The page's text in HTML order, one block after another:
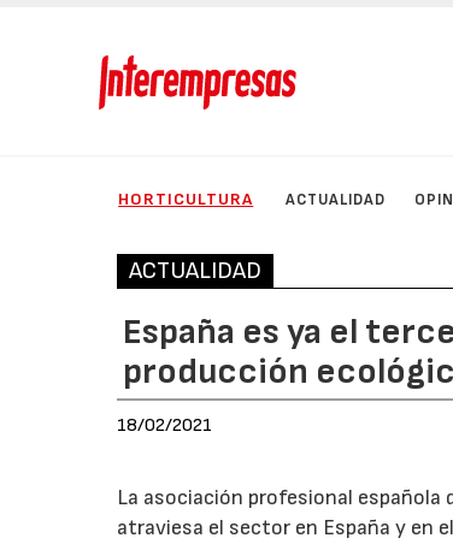
HORTICULTURA ACTUALIDAD
ACTUALIDAD
España es ya el
producción
18/02/2021
La asociación profesional española
atraviesa el sector en España y en